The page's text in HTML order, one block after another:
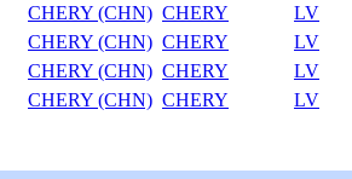
CHERY (CHN) CHERY
LV
CHERY (CHN) CHERY
LV
CHERY (CHN) CHERY
LV
CHERY (CHN) CHERY LV